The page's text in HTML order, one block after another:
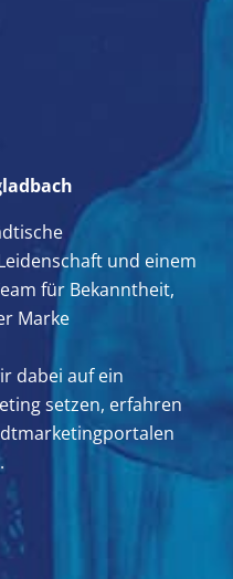
und einem
für Bekanntheit,
Marke
dabei auf ein
setzen, erfahren